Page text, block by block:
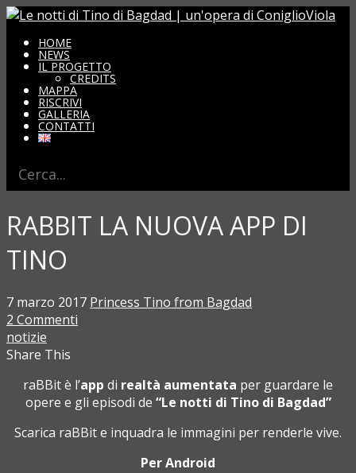
HOME
NEWS
IL PROGETTO
CREDITS
MAPPA
RISCRIVI
GALLERIA
CONTATTI
RABBIT LA NUOVA APP DI
TINO
7 marzo 2017 Princess Tino from Bagdad
2 Commenti
notizie
Share This
raBBit è l’app di realtà aumentata per guardare le
opere e gli episodi de “Le notti di Tino di Bagdad”
Scarica raBBit e inquadra le immagini per renderle vive.
Per Android